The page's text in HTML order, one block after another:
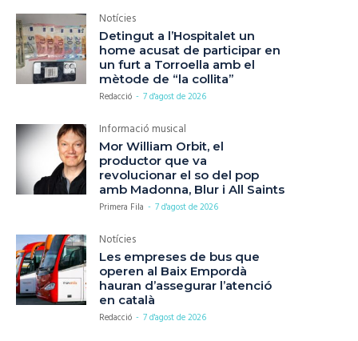
Notícies
Detingut a l’Hospitalet un
home acusat de participar en
un furt a Torroella amb el
mètode de “la collita”
Redacció - 7 d'agost de 2026
Informació musical
Mor William Orbit, el
productor que va
revolucionar el so del pop
amb Madonna, Blur i All Saints
Primera Fila - 7 d'agost de 2026
Notícies
Les empreses de bus que
operen al Baix Empordà
hauran d’assegurar l’atenció
en català
Redacció - 7 d'agost de 2026